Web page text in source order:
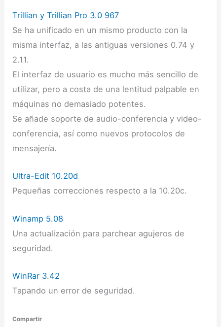
Trillian y Trillian Pro 3.0 967
Se ha unificado en un mismo producto con la
misma interfaz, a las antiguas versiones 0.74 y
2.11.
El interfaz de usuario es mucho más sencillo de
utilizar, pero a costa de una lentitud palpable en
máquinas no demasiado potentes.
Se añade soporte de audio-conferencia y video-
conferencia, así como nuevos protocolos de
mensajería.
Ultra-Edit 10.20d
Pequeñas correcciones respecto a la 10.20c.
Winamp 5.08
Una actualización para parchear agujeros de
seguridad.
WinRar 3.42
Tapando un error de seguridad.
Compartir